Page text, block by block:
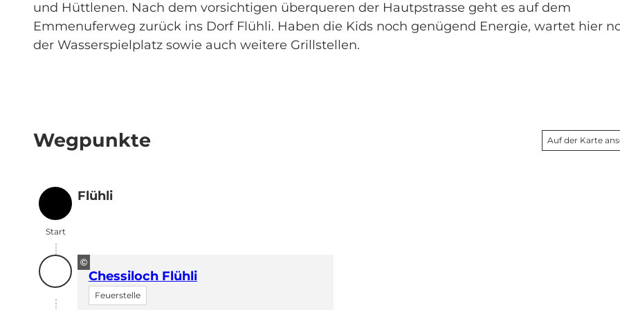
und Hüttlenen. Nach dem vorsichtigen überqueren der Hautpstrasse geht es auf dem
Emmenuferweg zurück ins Dorf Flühli. Haben die Kids noch genügend Energie, wartet hier
der Wasserspielplatz sowie auch weitere Grillstellen.
Wegpunkte Auf der Karte
Start
Start
Flühli
©
Chessiloch Flühli
Feuerstelle